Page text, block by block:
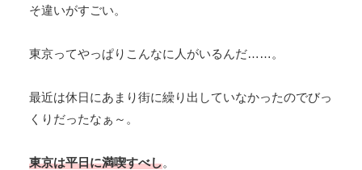
そ違いがすごい。
東京ってやっぱりこんなに人がいるんだ……。
最近は休日にあまり街に繰り出していなかったのでびっ
くりだったなぁ～。
東京は平日に満喫すべし。